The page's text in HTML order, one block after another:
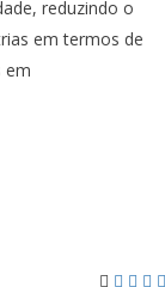
reduzindo o
em termos de
em